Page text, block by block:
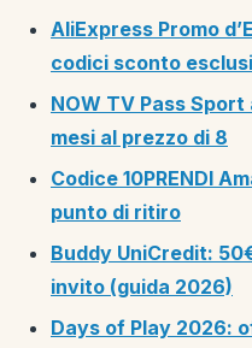
AliExpress Promo
codici sconto
NOW TV Pass
mesi al prezzo di 8
Codice 10PRENDI
punto di ritiro
Buddy UniCredit:
invito (guida 2026)
Days of Play 2026: